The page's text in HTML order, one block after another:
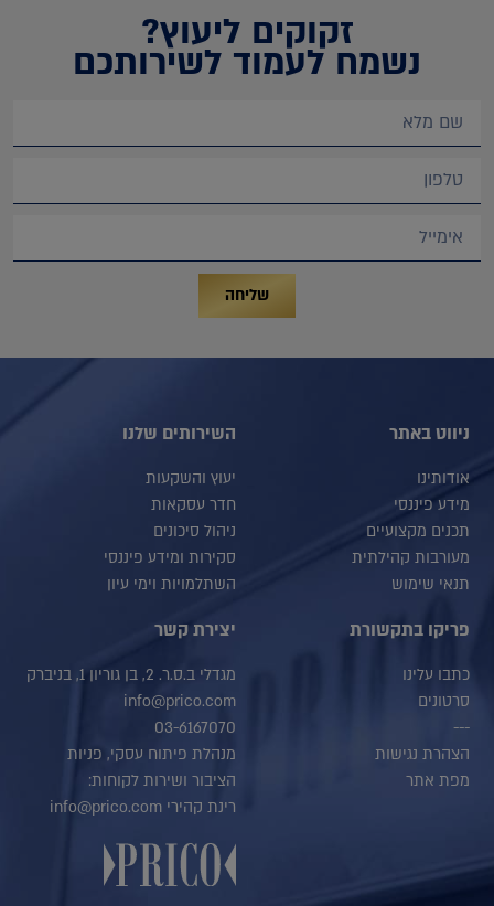
זקוקים ליעוץ?
נשמח לעמוד לשירותכם
שליחה
ניווט באתר
אודותינו
מידע פיננסי
תכנים מקצועיים
מעורבות קהילתית
תנאי שימוש
השירותים שלנו
יעוץ והשקעות
חדר עסקאות
ניהול סיכונים
סקירות ומידע פיננסי
השתלמויות וימי עיון
פריקו בתקשורת
כתבו עלינו
סרטונים
---
הצהרת נגישות
מפת אתר
יצירת קשר
מגדלי ב.ס.ר. 2, בן גוריון 1, בניברק
info@prico.com
03-6167070
מנהלת פיתוח עסקי, פניות
הציבור ושירות לקוחות:
רינת קהירי info@prico.com